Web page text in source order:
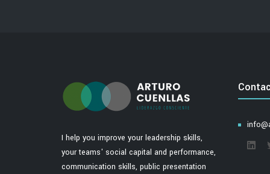
I help you improve your leadership skills,
your teams' social capital and performance,
communication skills, public presentation